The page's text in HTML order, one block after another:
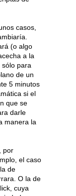
casos,
(o algo
a la
sólo para
de un
5 minutos
si el
que se
darle
manera la
por
el caso
de
O la de
cuya